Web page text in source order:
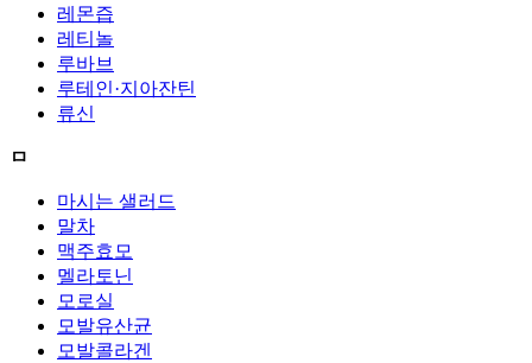
레몬즙
레티놀
루바브
루테인·지아잔틴
류신
ㅁ
마시는 샐러드
말차
맥주효모
멜라토닌
모로실
모발유산균
모발콜라겐